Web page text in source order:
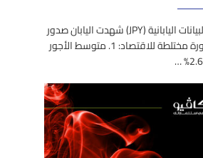
البداية بالبيانات التي صدرت اليوم أولاً: البيانات اليابانية (JPY) شهدت اليابان صدور
مجموعة مهمة من البيانات عكست صورة مختلطة للاقتصاد: 1. متوسط الأجور